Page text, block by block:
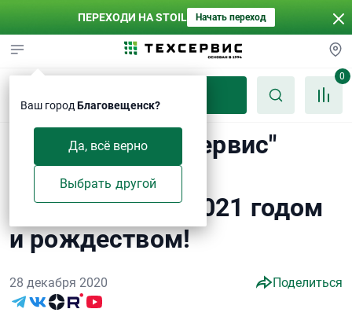
ПЕРЕХОДИ НА STOIL Начать переход
Ваш город Благовещенск?
Да, всё верно
Выбрать другой
0
Компания "Техсервис"
поздравляет с
наступающим 2021 годом
и рождеством!
28 декабря 2020 Поделиться